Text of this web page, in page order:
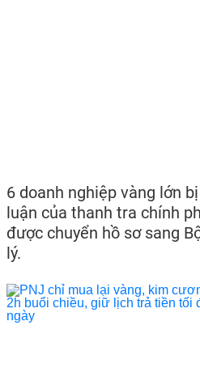
6 doanh nghiệp vàng lớn
luận của thanh tra chính
được chuyển hồ sơ sang
lý.